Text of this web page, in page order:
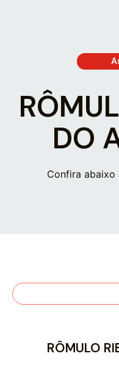
DO
Confira
RÔMULO